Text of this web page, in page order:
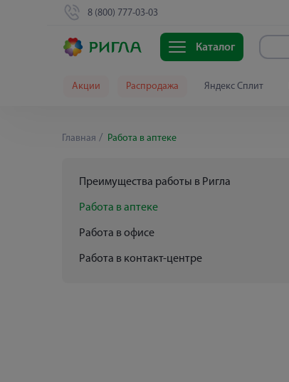
8 (800) 777-03-03
Каталог
Акции Распродажа Яндекс Сплит
Главная Работа в аптеке
Преимущества работы в Ригла
Работа в аптеке
Работа в офисе
Работа в контакт-центре